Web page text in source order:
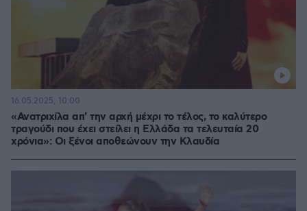
«Ανατριχίλα απ' την αρχή μέχρι το τέλος, το καλύτερο
τραγούδι που έχει στείλει η Ελλάδα τα τελευταία 20
χρόνια»: Οι ξένοι αποθεώνουν την Κλαυδία
16.05.2025, 10:00